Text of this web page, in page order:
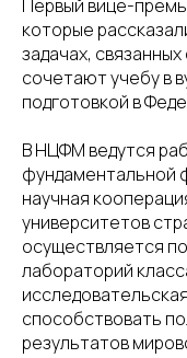
Первый вице-
которые
задачах,
сочетают учебу в
подготовкой в
В НЦФМ ведутся
фундаментальной
научная
университетов
осуществляется
лабораторий
способствовать
результатов